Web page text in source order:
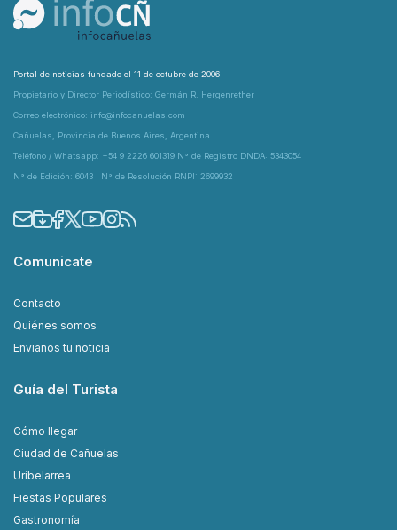
Portal de noticias fundado el 11 de octubre de 2006
Propietario y Director Periodístico: Germán R. Hergenrether
Correo electrónico: info@infocanuelas.com
Cañuelas, Provincia de Buenos Aires, Argentina
Teléfono / Whatsapp: +54 9 2226 601319 N° de Registro DNDA: 5343054
N° de Edición: 6043 | N° de Resolución RNPI: 2699932
Comunicate
Contacto
Quiénes somos
Envianos tu noticia
Guía del Turista
Cómo llegar
Ciudad de Cañuelas
Uribelarrea
Fiestas Populares
Gastronomía